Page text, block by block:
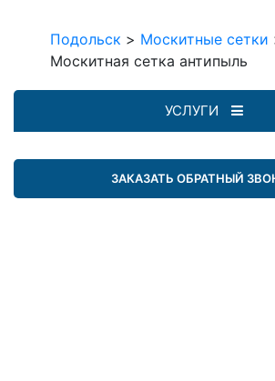
Подольск > Москитные сетки
Москитная сетка антипыль
УСЛУГИ
ЗАКАЗАТЬ ОБРАТНЫЙ